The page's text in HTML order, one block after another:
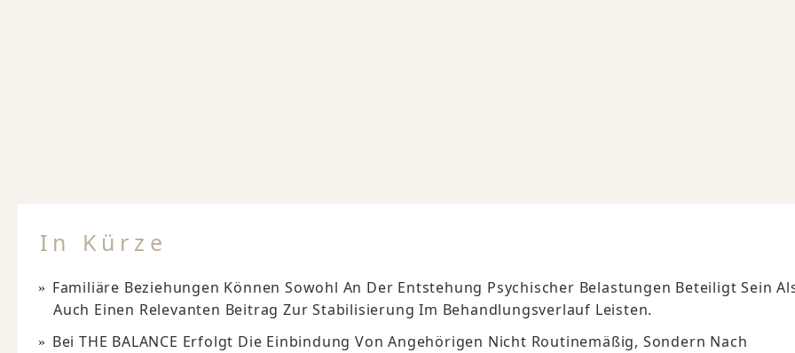
In Kürze
Familiäre Beziehungen Können Sowohl An Der Entstehung Psychischer Belastungen Beteiligt Sein
Auch Einen Relevanten Beitrag Zur Stabilisierung Im Behandlungsverlauf Leisten.
Bei THE BALANCE Erfolgt Die Einbindung Von Angehörigen Nicht Routinemäßig, Sondern Nach